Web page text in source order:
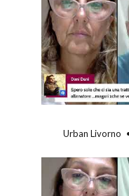
...
Urban Livorno